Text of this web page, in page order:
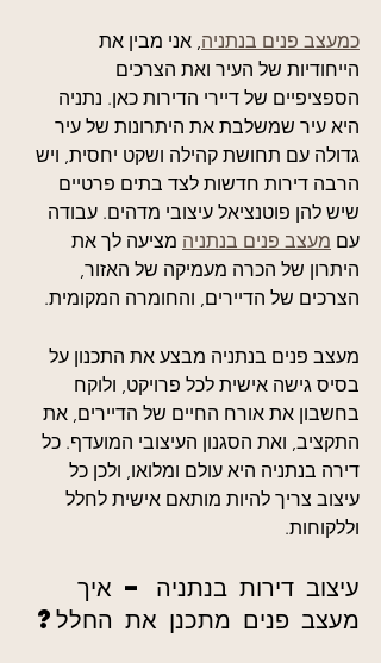
כמעצב פנים בנתניה, אני מבין את
הייחודיות של העיר ואת הצרכים
הספציפיים של דיירי הדירות כאן. נתניה
היא עיר שמשלבת את היתרונות של עיר
גדולה עם תחושת קהילה ושקט יחסית, ויש
הרבה דירות חדשות לצד בתים פרטיים
שיש להן פוטנציאל עיצובי מדהים. עבודה
עם מעצב פנים בנתניה מציעה לך את
היתרון של הכרה מעמיקה של האזור,
הצרכים של הדיירים, והחומרה המקומית.
מעצב פנים בנתניה מבצע את התכנון על
בסיס גישה אישית לכל פרויקט, ולוקח
בחשבון את אורח החיים של הדיירים, את
התקציב, ואת הסגנון העיצובי המועדף. כל
דירה בנתניה היא עולם ומלואו, ולכן כל
עיצוב צריך להיות מותאם אישית לחלל
וללקוחות.
עיצוב דירות בנתניה – איך
מעצב פנים מתכנן את החלל?